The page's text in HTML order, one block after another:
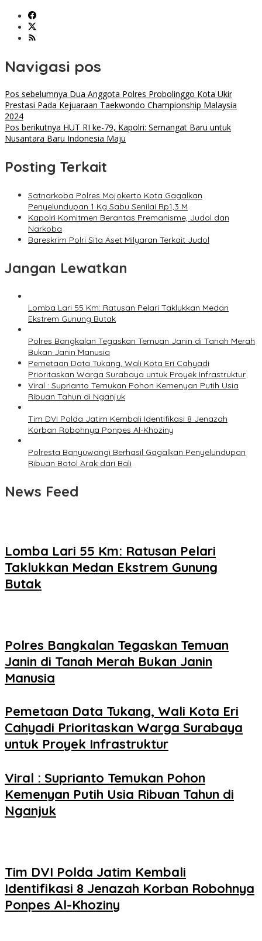
Navigasi pos
Pos sebelumnya Dua Anggota Polres Probolinggo Kota Ukir
Prestasi Pada Kejuaraan Taekwondo Championship Malaysia
2024
Pos berikutnya HUT RI ke-79, Kapolri: Semangat Baru untuk
Nusantara Baru Indonesia Maju
Posting Terkait
‎Satnarkoba Polres Mojokerto Kota Gagalkan
Penyelundupan 1 Kg Sabu Senilai Rp1,3 M
Kapolri Komitmen Berantas Premanisme, Judol dan
Narkoba
Bareskrim Polri Sita Aset Milyaran Terkait Judol
Jangan Lewatkan
Lomba Lari 55 Km: Ratusan Pelari Taklukkan Medan
Ekstrem Gunung Butak
Polres Bangkalan Tegaskan Temuan Janin di Tanah Merah
Bukan Janin Manusia
Pemetaan Data Tukang, Wali Kota Eri Cahyadi
Prioritaskan Warga Surabaya untuk Proyek Infrastruktur
Viral : Suprianto Temukan Pohon Kemenyan Putih Usia
Ribuan Tahun di Nganjuk
Tim DVI Polda Jatim Kembali Identifikasi 8 Jenazah
Korban Robohnya Ponpes Al-Khoziny
Polresta Banyuwangi Berhasil Gagalkan Penyelundupan
Ribuan Botol Arak dari Bali
News Feed
Lomba Lari 55 Km: Ratusan Pelari
Taklukkan Medan Ekstrem Gunung
Butak
Polres Bangkalan Tegaskan Temuan
Janin di Tanah Merah Bukan Janin
Manusia
Pemetaan Data Tukang, Wali Kota Eri
Cahyadi Prioritaskan Warga Surabaya
untuk Proyek Infrastruktur
Viral : Suprianto Temukan Pohon
Kemenyan Putih Usia Ribuan Tahun di
Nganjuk
Tim DVI Polda Jatim Kembali
Identifikasi 8 Jenazah Korban Robohnya
Ponpes Al-Khoziny